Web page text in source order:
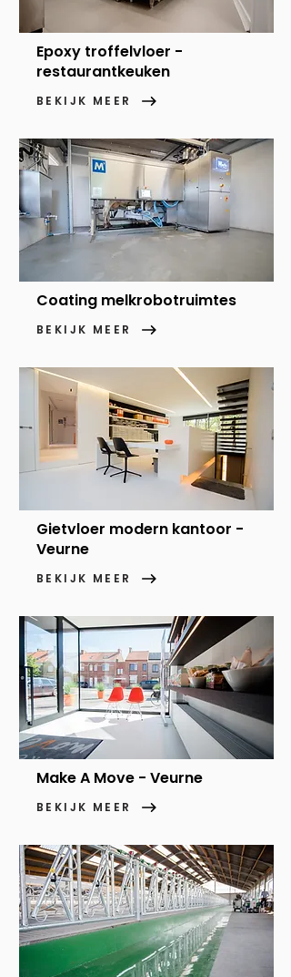
Epoxy troffelvloer -
restaurantkeuken
BEKIJK MEER
Coating melkrobotruimtes
BEKIJK MEER
Gietvloer modern kantoor -
Veurne
BEKIJK MEER
Make A Move - Veurne
BEKIJK MEER